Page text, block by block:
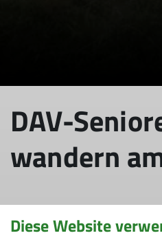
DAV-
wandern
22.10.2025
Diese Website